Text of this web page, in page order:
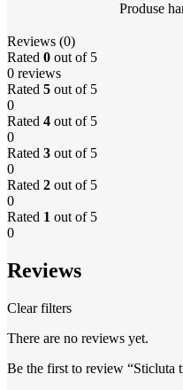
Produse
Reviews (0)
Rated 0 out of 5
0 reviews
Rated 5 out of 5
0
Rated 4 out of 5
0
Rated 3 out of 5
0
Rated 2 out of 5
0
Rated 1 out of 5
0
Reviews
Clear filters
There are no reviews yet.
Be the first to review “Sticluta